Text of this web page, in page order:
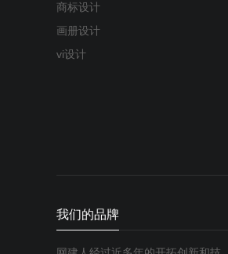
商标设计
画册设计
vi设计
我们的品牌